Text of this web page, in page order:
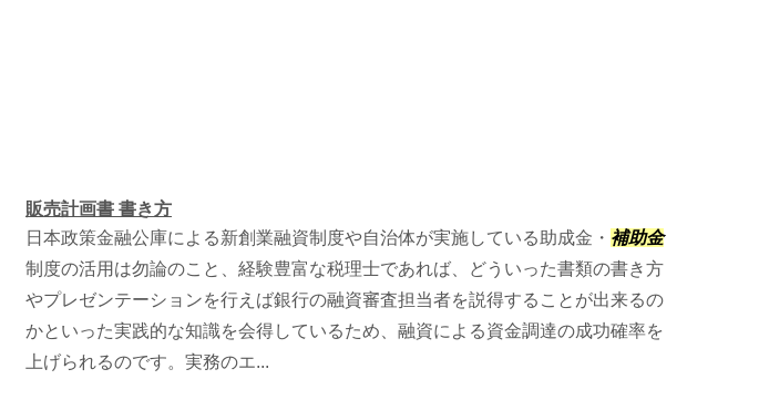
販売計画書 書き方
日本政策金融公庫による新創業融資制度や自治体が実施している助成金・ 補助金
制度の活用は勿論のこと、経験豊富な税理士であれば、どういった書類の書き方
やプレゼンテーションを行えば銀行の融資審査担当者を説得することが出来るの
かといった実践的な知識を会得しているため、融資による資金調達の成功確率を
上げられるのです。実務のエ...